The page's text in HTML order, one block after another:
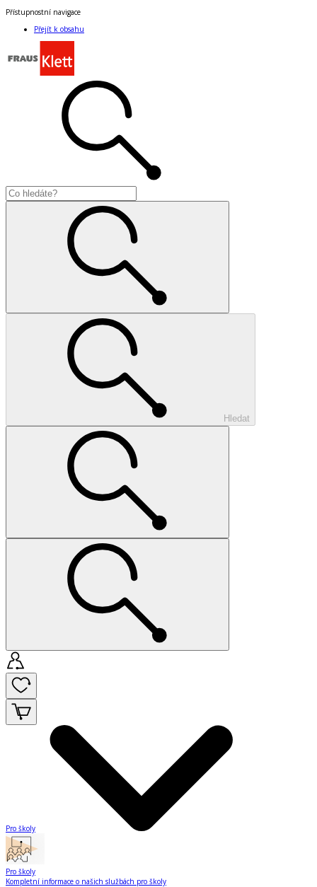
Přístupnostní navigace
Přejít k obsahu
Hledat
Pro školy
Pro školy
Kompletní informace o našich službách pro školy